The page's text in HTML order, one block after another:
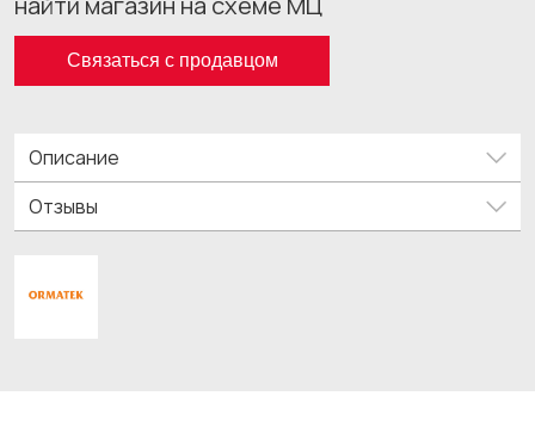
Связаться с продавцом
Описание
Отзывы